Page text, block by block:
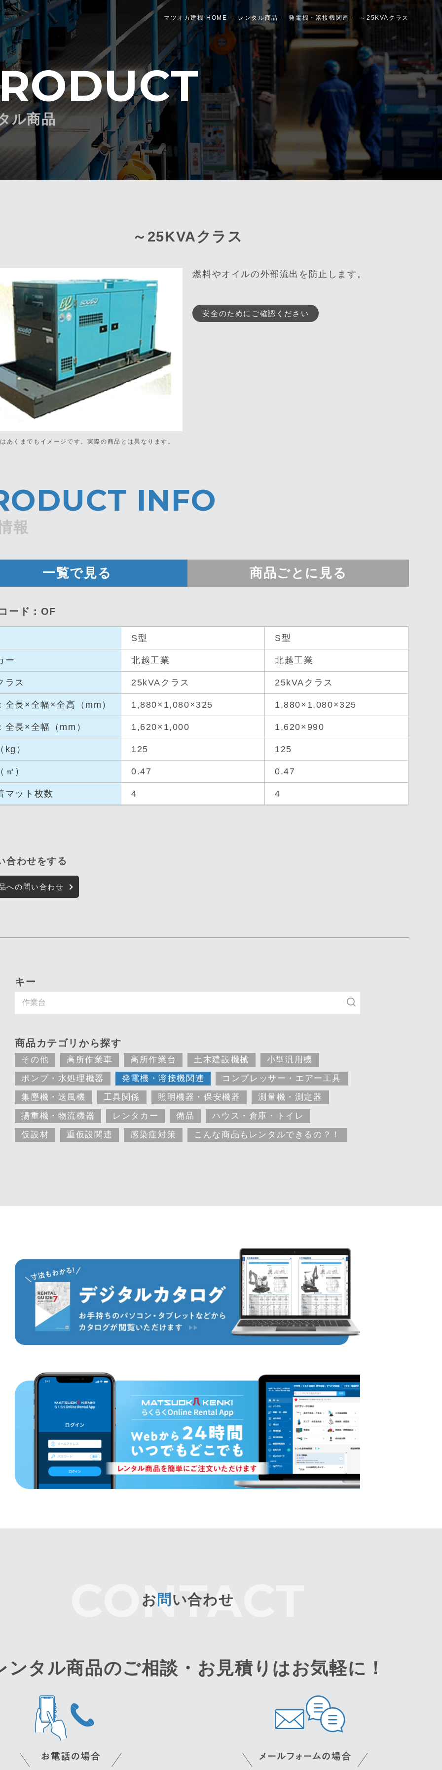
マツオカ建機 HOME レンタル商品 発電機・溶接機関連 ～25KVAクラス
ル商品
～25KVAクラス
あくまでもイメージです。 実際の商品とは異なります。
燃料やオイルの外部流出を防止します。
安全のためにご確認ください
INFO
報
一覧で見る 商品ごとに見る
ード：OF
S型 S型
ー 北越工業 北越工業
ラス 25kVAクラス 25kVAクラス
全長×全幅×全 高（mm） 1,880×1,080×325 1,880×1,080×325
全長×全幅（m m） 1,620×1,000 1,620×990
kg ） 125 125
㎥） 0.47 0.47
マッ ト枚数 4 4
合わせをする
への問い合わせ
キーワード入力で探す
商品カテゴリから探す
その他 高所作業車 高所作業台 土木建設機械
小型汎用機
ポンプ・水処理機器
発電機・溶接機関連
コンプレッサー・エアー工具
集塵機・送風機
工具関係 照明機器・保安機器
測量機・測定器
揚重機・物流機器
レンタカー 備品
ハウス・倉庫・トイレ
仮設材
重仮設関連 感染症対策 こんな商品もレンタルできるの？！
お 問 い合わせ
ンタル商品のご相談・ お見積りはお気軽に！